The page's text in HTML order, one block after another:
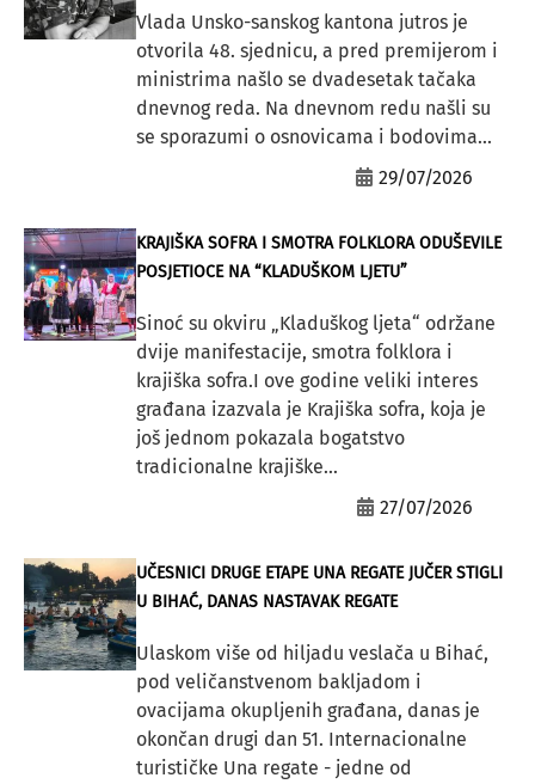
Vlada Unsko-sanskog kantona jutros je
otvorila 48. sjednicu, a pred premijerom i
ministrima našlo se dvadesetak tačaka
dnevnog reda. Na dnevnom redu našli su
se sporazumi o osnovicama i bodovima...
29/07/2026
KRAJIŠKA SOFRA I SMOTRA FOLKLORA ODUŠEVILE
POSJETIOCE NA “KLADUŠKOM LJETU”
Sinoć su okviru „Kladuškog ljeta“ održane
dvije manifestacije, smotra folklora i
krajiška sofra.I ove godine veliki interes
građana izazvala je Krajiška sofra, koja je
još jednom pokazala bogatstvo
tradicionalne krajiške...
27/07/2026
UČESNICI DRUGE ETAPE UNA REGATE JUČER STIGLI
U BIHAĆ, DANAS NASTAVAK REGATE
Ulaskom više od hiljadu veslača u Bihać,
pod veličanstvenom bakljadom i
ovacijama okupljenih građana, danas je
okončan drugi dan 51. Internacionalne
turističke Una regate - jedne od